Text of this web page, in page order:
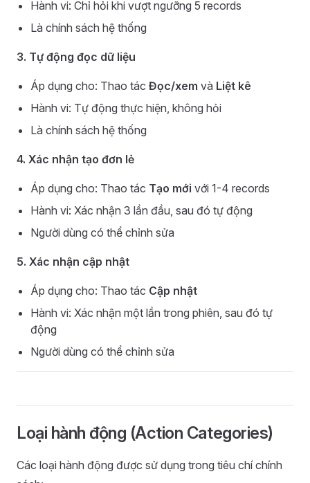
Hành vi: Chỉ hỏi khi vượt ngưỡng 5 records
Là chính sách hệ thống
3. Tự động đọc dữ liệu
Áp dụng cho: Thao tác Đọc/xem và Liệt kê
Hành vi: Tự động thực hiện, không hỏi
Là chính sách hệ thống
4. Xác nhận tạo đơn lẻ
Áp dụng cho: Thao tác Tạo mới với 1-4 records
Hành vi: Xác nhận 3 lần đầu, sau đó tự động
Người dùng có thể chỉnh sửa
5. Xác nhận cập nhật
Áp dụng cho: Thao tác Cập nhật
Hành vi: Xác nhận một lần trong phiên, sau đó tự
động
Người dùng có thể chỉnh sửa
Loại hành động (Action Categories)
Các loại hành động được sử dụng trong tiêu chí chính